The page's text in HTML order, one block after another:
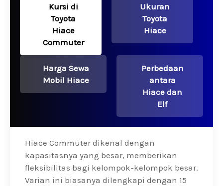
Kursi di
Toyota
Hiace
Commuter
Ukuran
Toyota
Hiace
Harga Sewa
Mobil Hiace
Perbedaan
antara
Hiace dan
Elf
Hiace Commuter dikenal dengan
kapasitasnya yang besar, memberikan
fleksibilitas bagi kelompok-kelompok besar.
Varian ini biasanya dilengkapi dengan 15